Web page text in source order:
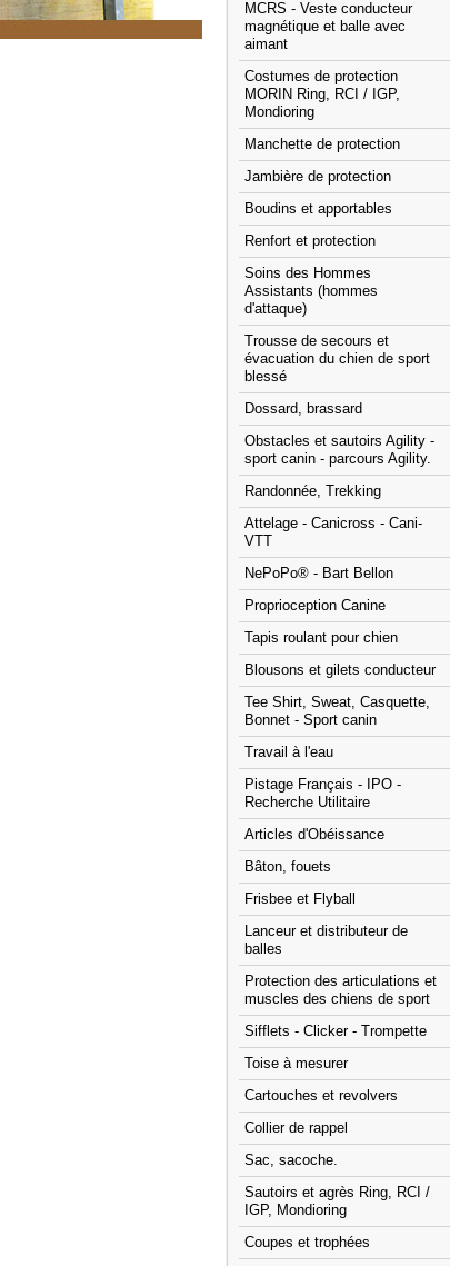
MCRS - Veste conducteur
magnétique et balle avec
aimant
Costumes de protection
MORIN Ring, RCI / IGP,
Mondioring
Manchette de protection
Jambière de protection
Boudins et apportables
Renfort et protection
Soins des Hommes
Assistants (hommes
d'attaque)
Trousse de secours et
évacuation du chien de sport
blessé
Dossard, brassard
Obstacles et sautoirs Agility -
sport canin - parcours Agility.
Randonnée, Trekking
Attelage - Canicross - Cani-
VTT
NePoPo® - Bart Bellon
Proprioception Canine
Tapis roulant pour chien
Blousons et gilets conducteur
Tee Shirt, Sweat, Casquette,
Bonnet - Sport canin
Travail à l'eau
Pistage Français - IPO -
Recherche Utilitaire
Articles d'Obéissance
Bâton, fouets
Frisbee et Flyball
Lanceur et distributeur de
balles
Protection des articulations et
muscles des chiens de sport
Sifflets - Clicker - Trompette
Toise à mesurer
Cartouches et revolvers
Collier de rappel
Sac, sacoche.
Sautoirs et agrès Ring, RCI /
IGP, Mondioring
Coupes et trophées